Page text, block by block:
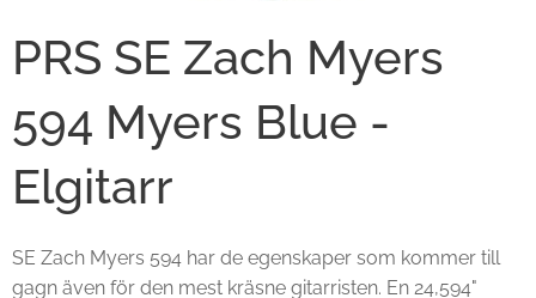
PRS SE Zach Myers
594 Myers Blue -
Elgitarr
SE Zach Myers 594 har de egenskaper som kommer till
gagn även för den mest kräsne gitarristen. En 24,594"